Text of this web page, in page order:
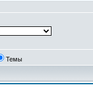
Темы